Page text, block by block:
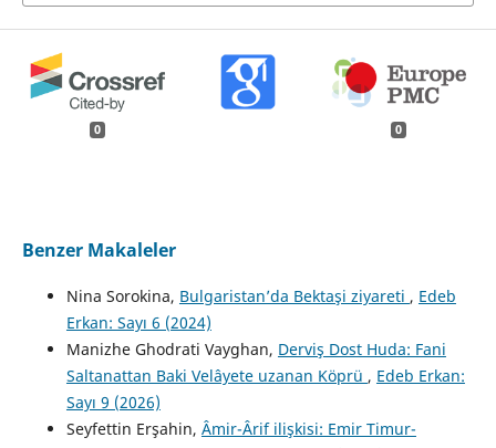
0 0
Benzer Makaleler
Nina Sorokina, Bulgaristan’da Bektaşi ziyareti , Edeb
Erkan: Sayı 6 (2024)
Manizhe Ghodrati Vayghan, Derviş Dost Huda: Fani
Saltanattan Baki Velâyete uzanan Köprü , Edeb Erkan:
Sayı 9 (2026)
Seyfettin Erşahin, Âmir-Ârif ilişkisi: Emir Timur-